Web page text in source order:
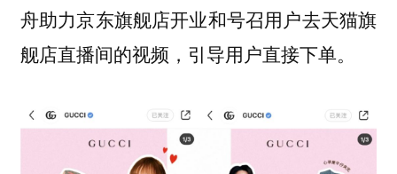
舟助力京东旗舰店开业和号召用户去天猫旗
舰店直播间的视频，引导用户直接下单。